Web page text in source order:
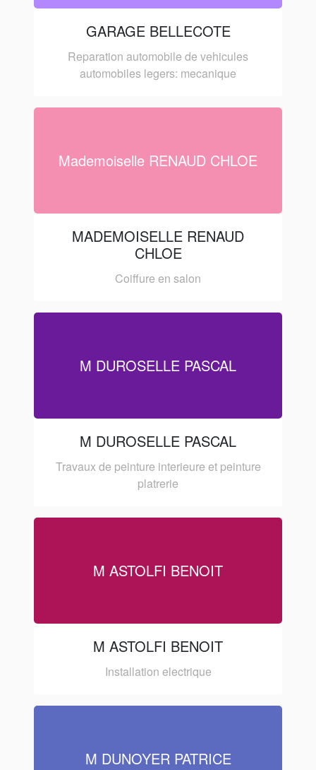
GARAGE BELLECOTE
Reparation automobile de vehicules
automobiles legers: mecanique
Mademoiselle RENAUD CHLOE
MADEMOISELLE RENAUD
CHLOE
Coiffure en salon
M DUROSELLE PASCAL
M DUROSELLE PASCAL
Travaux de peinture interieure et peinture
platrerie
M ASTOLFI BENOIT
M ASTOLFI BENOIT
Installation electrique
M DUNOYER PATRICE